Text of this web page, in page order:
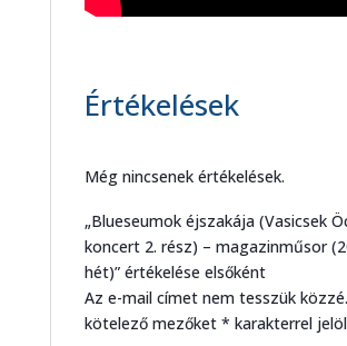
Értékelések
Még nincsenek értékelések.
„Blueseumok éjszakája (Vasicsek
koncert 2. rész) – magazinműsor
hét)” értékelése elsőként
Az e-mail címet nem tesszük közzé.
kötelező mezőket * karakterrel